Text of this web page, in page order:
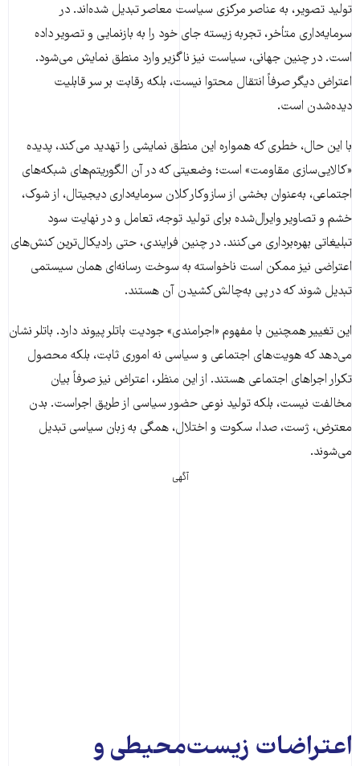
تولید تصویر، به عناصر مرکزی سیاست معاصر تبدیل شده‌اند. در
سرمایه‌داری متأخر، تجربه زیسته جای خود را به بازنمایی و تصویر داده
است. در چنین جهانی، سیاست نیز ناگزیر وارد منطق نمایش می‌شود.
اعتراض دیگر صرفاً انتقال محتوا نیست، بلکه رقابت بر سر قابلیت
دیده‌شدن است.
با این حال، خطری که همواره این منطق نمایشی را تهدید می‌کند، پدیده
«کالایی‌سازی مقاومت» است؛ وضعیتی که در آن الگوریتم‌های شبکه‌های
اجتماعی، به‌عنوان بخشی از سازوکار کلان سرمایه‌داری دیجیتال، از شوک،
خشم و تصاویر وایرال‌شده برای تولید توجه، تعامل و در نهایت سود
تبلیغاتی بهره‌برداری می‌کنند. در چنین فرایندی، حتی رادیکال‌ترین کنش‌های
اعتراضی نیز ممکن است ناخواسته به سوخت رسانه‌ای همان سیستمی
تبدیل شوند که در پی به‌چالش‌کشیدن آن هستند.
این تغییر همچنین با مفهوم «اجرامندی» جودیت باتلر پیوند دارد. باتلر نشان
می‌دهد که هویت‌های اجتماعی و سیاسی نه اموری ثابت، بلکه محصول
تکرار اجراهای اجتماعی هستند. از این منظر، اعتراض نیز صرفاً بیان
مخالفت نیست، بلکه تولید نوعی حضور سیاسی از طریق اجراست. بدن
معترض، ژست، صدا، سکوت و اختلال، همگی به زبان سیاسی تبدیل
می‌شوند.
آگهی
اعتراضات زیست‌محیطی و